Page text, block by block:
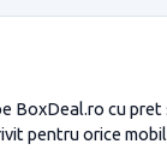
BoxDeal.ro cu
pentru orice